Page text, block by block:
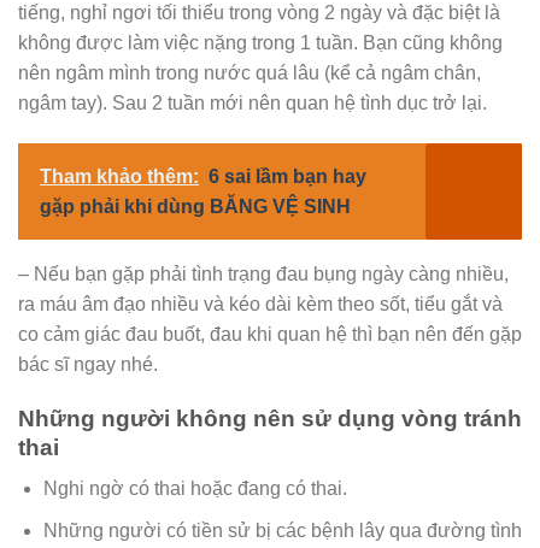
tiếng, nghỉ ngơi tối thiểu trong vòng 2 ngày và đặc biệt là
không được làm việc nặng trong 1 tuần. Bạn cũng không
nên ngâm mình trong nước quá lâu (kể cả ngâm chân,
ngâm tay). Sau 2 tuần mới nên quan hệ tình dục trở lại.
Tham khảo thêm: 6 sai lầm bạn hay
gặp phải khi dùng BĂNG VỆ SINH
– Nếu bạn gặp phải tình trạng đau bụng ngày càng nhiều,
ra máu âm đạo nhiều và kéo dài kèm theo sốt, tiểu gắt và
co cảm giác đau buốt, đau khi quan hệ thì bạn nên đến gặp
bác sĩ ngay nhé.
Những người không nên sử dụng vòng tránh
thai
Nghi ngờ có thai hoặc đang có thai.
Những người có tiền sử bị các bệnh lây qua đường tình